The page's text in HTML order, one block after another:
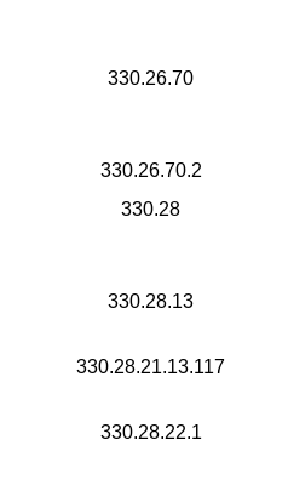
330.26.70
330.26.70.2
330.28
330.28.13
330.28.21.13.117
330.28.22.1